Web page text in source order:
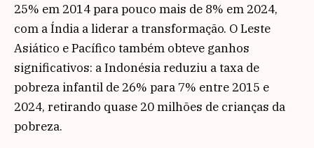
25% em 2014 para pouco mais de 8% em 2024,
com a Índia a liderar a transformação. O Leste
Asiático e Pacífico também obteve ganhos
significativos: a Indonésia reduziu a taxa de
pobreza infantil de 26% para 7% entre 2015 e
2024, retirando quase 20 milhões de crianças da
pobreza.